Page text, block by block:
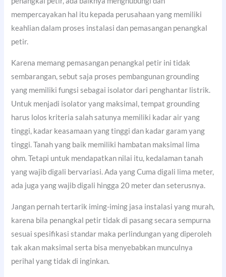
mempercayakan hal itu kepada perusahaan yang memiliki
keahlian dalam proses instalasi dan pemasangan penangkal
petir.
Karena memang pemasangan penangkal petir ini tidak
sembarangan, sebut saja proses pembangunan grounding
yang memiliki fungsi sebagai isolator dari penghantar listrik.
Untuk menjadi isolator yang maksimal, tempat grounding
harus lolos kriteria salah satunya memiliki kadar air yang
tinggi, kadar keasamaan yang tinggi dan kadar garam yang
tinggi. Tanah yang baik memiliki hambatan maksimal lima
ohm. Tetapi untuk mendapatkan nilai itu, kedalaman tanah
yang wajib digali bervariasi. Ada yang Cuma digali lima meter,
ada juga yang wajib digali hingga 20 meter dan seterusnya.
Jangan pernah tertarik iming-iming jasa instalasi yang murah,
karena bila penangkal petir tidak di pasang secara sempurna
sesuai spesifikasi standar maka perlindungan yang diperoleh
tak akan maksimal serta bisa menyebabkan munculnya
perihal yang tidak di inginkan.